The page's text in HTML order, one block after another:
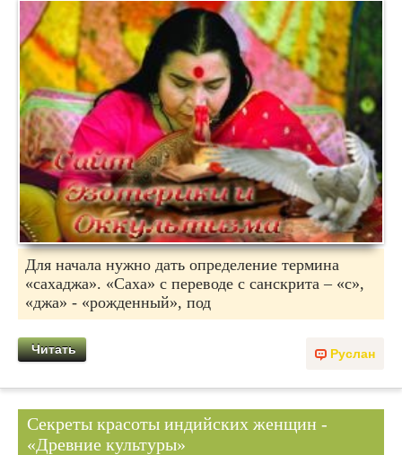
Для начала нужно дать определение термина
«сахаджа». «Саха» с переводе с санскрита – «с»,
«джа» - «рожденный», под
Руслан
Читать
Секреты красоты индийских женщин -
«Древние культуры»